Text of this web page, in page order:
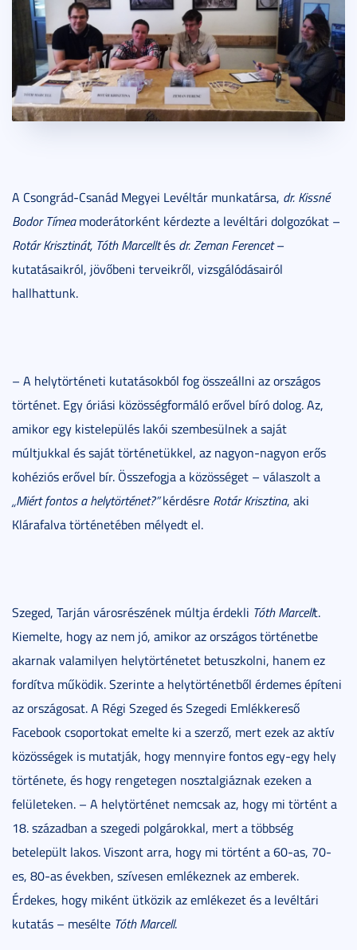
A Csongrád-Csanád Megyei Levéltár munkatársa, dr. Kissné
Bodor Tímeamoderátorként kérdezte a levéltári dolgozókat –
Rotár Krisztinát, Tóth Marcelltés dr. Zeman Ferencet–
kutatásaikról, jövőbeni terveikről, vizsgálódásairól
hallhattunk.
– A helytörténeti kutatásokból fog összeállni az országos
történet. Egy óriási közösségformáló erővel bíró dolog. Az,
amikor egy kistelepülés lakói szembesülnek a saját
múltjukkal és saját történetükkel, az nagyon-nagyon erős
kohéziós erővel bír. Összefogja a közösséget – válaszolt a
„Miért fontos a helytörténet?”kérdésre Rotár Krisztina, aki
Klárafalva történetében mélyedt el.
Szeged, Tarján városrészének múltja érdekli Tóth Marcellt.
Kiemelte, hogy az nem jó, amikor az országos történetbe
akarnak valamilyen helytörténetet betuszkolni, hanem ez
fordítva működik. Szerinte a helytörténetből érdemes építeni
az országosat. A Régi Szeged és Szegedi Emlékkereső
Facebook csoportokat emelte ki a szerző, mert ezek az aktív
közösségek is mutatják, hogy mennyire fontos egy-egy hely
története, és hogy rengetegen nosztalgiáznak ezeken a
felületeken. – A helytörténet nemcsak az, hogy mi történt a
18. században a szegedi polgárokkal, mert a többség
betelepült lakos. Viszont arra, hogy mi történt a 60-as, 70-
es, 80-as években, szívesen emlékeznek az emberek.
Érdekes, hogy miként ütközik az emlékezet és a levéltári
kutatás – mesélte Tóth Marcell.